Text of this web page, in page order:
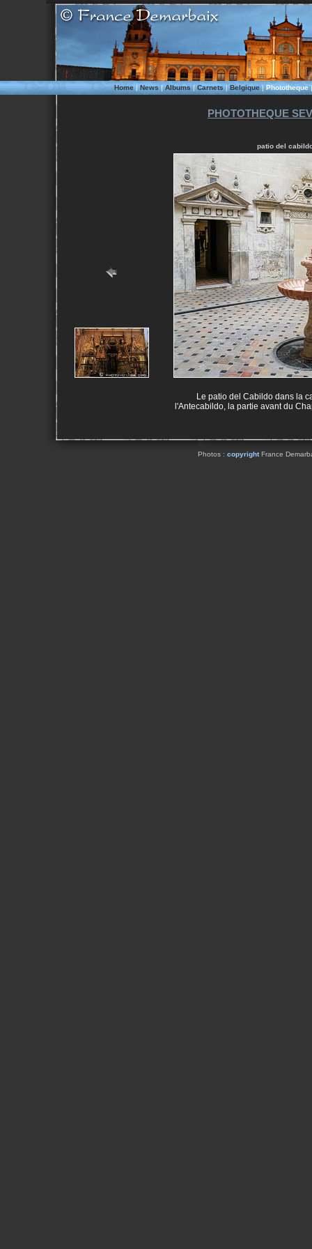
Home|News|Albums|Carnets|Belgique|Phototheque
PHOTOTHEQUE
patio del
Le patio del Cabildo dans la
l'Antecabildo, la partie avant du
Photos : copyrightFrance